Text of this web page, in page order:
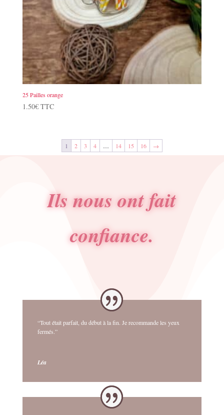
25 Pailles orange
1.50€ TTC
1 2 3 4 … 14 15 16 →
Ils nous ont fait
confiance.
“Tout était parfait, du début à la fin. Je recommande les yeux
fermés.”
Léa